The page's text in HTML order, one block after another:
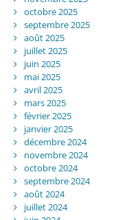
octobre 2025
septembre 2025
août 2025
juillet 2025
juin 2025
mai 2025
avril 2025
mars 2025
février 2025
janvier 2025
décembre 2024
novembre 2024
octobre 2024
septembre 2024
août 2024
juillet 2024